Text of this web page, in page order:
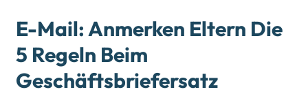
E-Mail: Anmerken Eltern Die
5 Regeln Beim
Geschäftsbriefersatz